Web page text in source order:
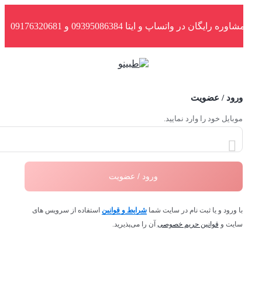
رایگان در واتساپ و ایتا 09395086384 و 09176320681
ورود / عضویت
موبایل خود را وارد نمایید.
ورود / عضویت
با ورود و یا ثبت نام در سایت شماشرایط و قوانین استفاده از سرویس های
سایت وقوانین حریم خصوصیآن را می‌پذیرید.